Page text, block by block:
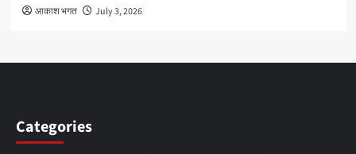
आकाश भगत July 3, 2026
Categories